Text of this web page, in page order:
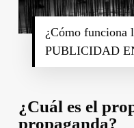
¿Cómo funciona
PUBLICIDAD
¿Cuál es el
propaganda?